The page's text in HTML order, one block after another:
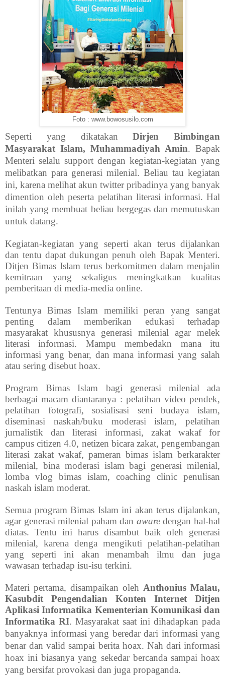
Foto : www.bowosusilo.com
Seperti yang dikatakanDirjen Bimbingan
Masyarakat Islam, Muhammadiyah Amin. Bapak
Menteri selalu support dengan kegiatan-kegiatan yang
melibatkan para generasi milenial. Beliau tau kegiatan
ini, karena melihat akun twitter pribadinya yang banyak
dimention oleh peserta pelatihan literasi informasi. Hal
inilah yang membuat beliau bergegas dan memutuskan
untuk datang.
Kegiatan-kegiatan yang seperti akan terus dijalankan
dan tentu dapat dukungan penuh oleh Bapak Menteri.
Ditjen Bimas Islam terus berkomitmen dalam menjalin
kemitraan yang sekaligus meningkatkan kualitas
pemberitaan di media-media online.
Tentunya Bimas Islam memiliki peran yang sangat
penting dalam memberikan edukasi terhadap
masyarakat khususnya generasi milenial agar melek
literasi informasi. Mampu membedakn mana itu
informasi yang benar, dan mana informasi yang salah
atau sering disebut hoax.
Program Bimas Islam bagi generasi milenial ada
berbagai macam diantaranya : pelatihan video pendek,
pelatihan fotografi, sosialisasi seni budaya islam,
diseminasi naskah/buku moderasi islam, pelatihan
jurnalistik dan literasi informasi, zakat wakaf for
campus citizen 4.0, netizen bicara zakat, pengembangan
literasi zakat wakaf, pameran bimas islam berkarakter
milenial, bina moderasi islam bagi generasi milenial,
lomba vlog bimas islam, coaching clinic penulisan
naskah islam moderat.
Semua program Bimas Islam ini akan terus dijalankan,
agar generasi milenial paham dan awaredengan hal-hal
diatas. Tentu ini harus disambut baik oleh generasi
milenial, karena denga mengikuti pelatihan-pelatihan
yang seperti ini akan menambah ilmu dan juga
wawasan terhadap isu-isu terkini.
Materi pertama, disampaikan oleh Anthonius Malau,
Kasubdit Pengendalian Konten Internet Ditjen
Aplikasi Informatika Kementerian Komunikasi dan
Informatika RI. Masyarakat saat ini dihadapkan pada
banyaknya informasi yang beredar dari informasi yang
benar dan valid sampai berita hoax. Nah dari informasi
hoax ini biasanya yang sekedar bercanda sampai hoax
yang bersifat provokasi dan juga propaganda.